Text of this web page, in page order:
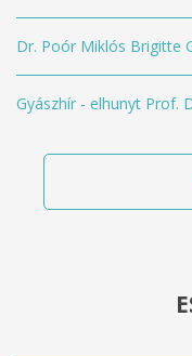
Dr. Poór Miklós Brigitte
Gyászhír - elhunyt Prof.